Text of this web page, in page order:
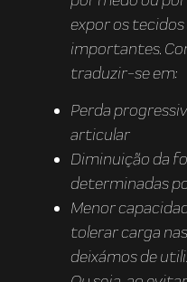
expor os
importantes.
traduzir-se em:
Perda
articular
Diminuição da
determinadas
Menor
tolerar carga
deixámos de